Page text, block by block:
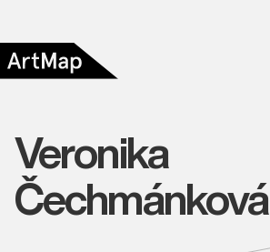
Veronika
Čechmánková